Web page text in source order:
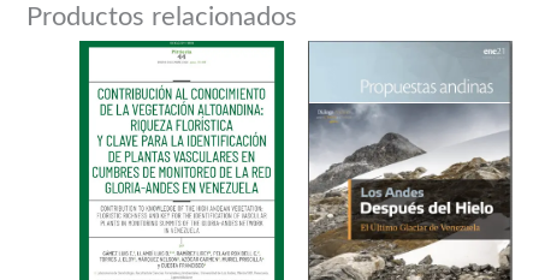
Productos relacionados